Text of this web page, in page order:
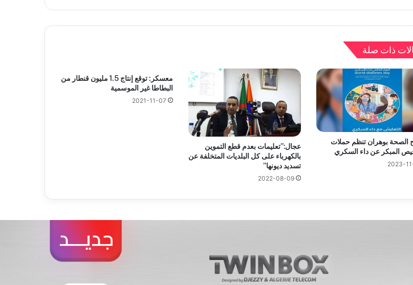
ذات صلة
الصحة بوهران تنظم حملات
المبكر عن داء السكري
2023-
عجال:”تعليمات بعدم قطع التموين
بالكهرباء على كل البلديات المتخلفة عن
تسديد ديونها”
2022-08-09
معسكر: توقع إنتاج 1.5 مليون قنطار من
البطاطا غير الموسمية
2021-11-07